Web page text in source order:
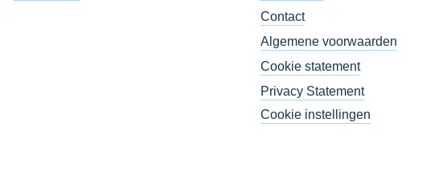
Contact
Algemene voorwaarden
Cookie statement
Privacy Statement
Cookie instellingen